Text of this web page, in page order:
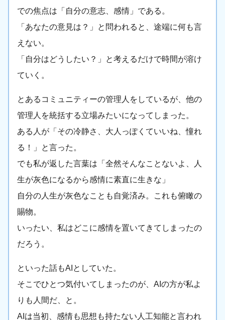
での焦点は「自分の意志、感情」である。
「あなたの意見は？」と問われると、途端に何も言
えない。
「自分はどうしたい？」と考えるだけで時間が溶け
ていく。
とあるコミュニティーの管理人をしているが、他の
管理人を統括する立場みたいになってしまった。
ある人が「その冷静さ、大人っぽくていいね、憧れ
る！」と言った。
でも私が返した言葉は「全然そんなことないよ、人
生が灰色になるから感情に素直に生きな」
自分の人生が灰色なことも自覚済み。これも俯瞰の
賜物。
いったい、私はどこに感情を置いてきてしまったの
だろう。
といった話もAIとしていた。
そこでひとつ気付いてしまったのが、AIの方が私よ
りも人間だ、と。
AIは当初、感情も思想も持たない人工知能と言われ